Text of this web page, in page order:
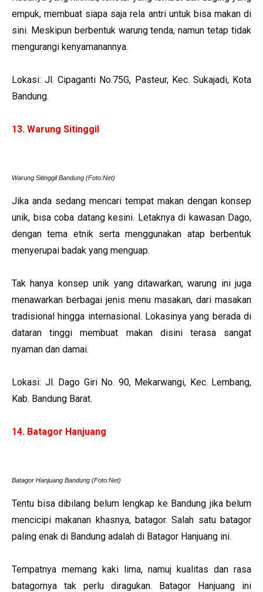
empuk, membuat siapa saja rela antri untuk bisa makan di
sini. Meskipun berbentuk warung tenda, namun tetap tidak
mengurangi kenyamanannya.
Lokasi: Jl. Cipaganti No.75G, Pasteur, Kec. Sukajadi, Kota
Bandung.
13. Warung Sitinggil
Warung Sitinggil Bandung (Foto:Net)
Jika anda sedang mencari tempat makan dengan konsep
unik, bisa coba datang kesini. Letaknya di kawasan Dago,
dengan tema etnik serta menggunakan atap berbentuk
menyerupai badak yang menguap.
Tak hanya konsep unik yang ditawarkan, warung ini juga
menawarkan berbagai jenis menu masakan, dari masakan
tradisional hingga internasional. Lokasinya yang berada di
dataran tinggi membuat makan disini terasa sangat
nyaman dan damai.
Lokasi: Jl. Dago Giri No. 90, Mekarwangi, Kec. Lembang,
Kab. Bandung Barat.
14. Batagor Hanjuang
Batagor Hanjuang Bandung (Foto:Net)
Tentu bisa dibilang belum lengkap ke Bandung jika belum
mencicipi makanan khasnya, batagor. Salah satu batagor
paling enak di Bandung adalah di Batagor Hanjuang ini.
Tempatnya memang kaki lima, namuj kualitas dan rasa
batagornya tak perlu diragukan. Batagor Hanjuang ini